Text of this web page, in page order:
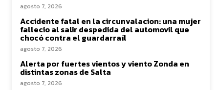
agosto 7, 2026
Accidente fatal en la circunvalacion: una mujer
fallecio al salir despedida del automovil que
chocó contra el guardarraíl
agosto 7, 2026
Alerta por fuertes vientos y viento Zonda en
distintas zonas de Salta
agosto 7, 2026